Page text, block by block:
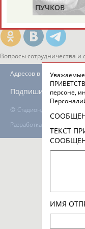
Вопросы сотрудничества и
© Стадион, 1998-2026
Разработка и поддержка
Адресов в новостной
Подпишись
ПУЧКОВ
персоне,
ТЕКСТ
ИМЯ